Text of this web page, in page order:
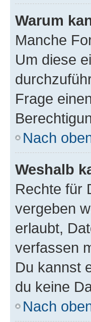
Warum
Manche
Um diese
Frage
Nach
Weshalb
Rechte für
vergeben
erlaubt,
verfassen
Du kannst
du keine
Nach